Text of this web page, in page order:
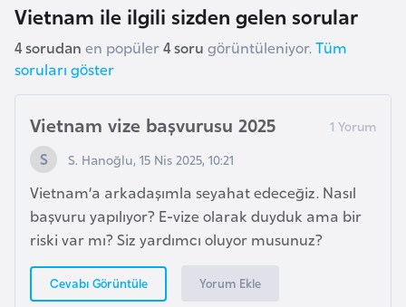
Vietnam ile ilgili sizden gelen sorular
4 sorudan en popüler4 soru görüntüleniyor.Tüm
soruları göster
Vietnam vize başvurusu 2025
S. Hanoğlu, 15 Nis 2025, 10:21
Vietnam’a arkadaşımla seyahat edeceğiz. Nasıl
başvuru yapılıyor? E-vize olarak duyduk ama bir
riski var mı? Siz yardımcı oluyor musunuz?
Cevabı Görüntüle Yorum Ekle
l
t
e
r
e
I
r
a
k
İ